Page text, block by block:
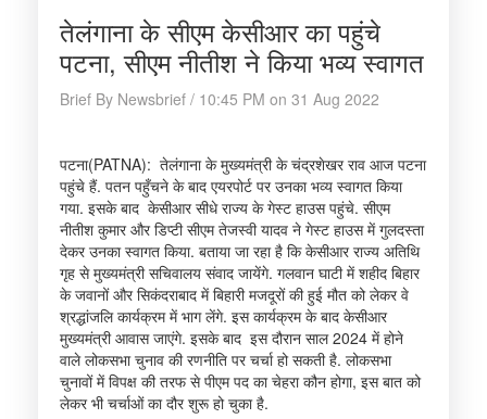
तेलंगाना के सीएम केसीआर का पहुंचे
पटना, सीएम नीतीश ने किया भव्य स्वागत
Brief By Newsbrief / 10:45 PM on 31 Aug 2022
पटना(PATNA): तेलंगाना के मुख्यमंत्री के चंद्रशेखर राव आज पटना
पहुंचे हैं. पतन पहुँचने के बाद एयरपोर्ट पर उनका भव्य स्वागत किया
गया. इसके बाद केसीआर सीधे राज्य के गेस्ट हाउस पहुंचे. सीएम
नीतीश कुमार और डिप्टी सीएम तेजस्वी यादव ने गेस्ट हाउस में गुलदस्ता
देकर उनका स्वागत किया. बताया जा रहा है कि केसीआर राज्य अतिथि
गृह से मुख्यमंत्री सचिवालय संवाद जायेंगे. गलवान घाटी में शहीद बिहार
के जवानों और सिकंदराबाद में बिहारी मजदूरों की हुई मौत को लेकर वे
श्रद्धांजलि कार्यक्रम में भाग लेंगे. इस कार्यक्रम के बाद केसीआर
मुख्यमंत्री आवास जाएंगे. इसके बाद इस दौरान साल 2024 में होने
वाले लोकसभा चुनाव की रणनीति पर चर्चा हो सकती है. लोकसभा
चुनावों में विपक्ष की तरफ से पीएम पद का चेहरा कौन होगा, इस बात को
लेकर भी चर्चाओं का दौर शुरू हो चुका है.